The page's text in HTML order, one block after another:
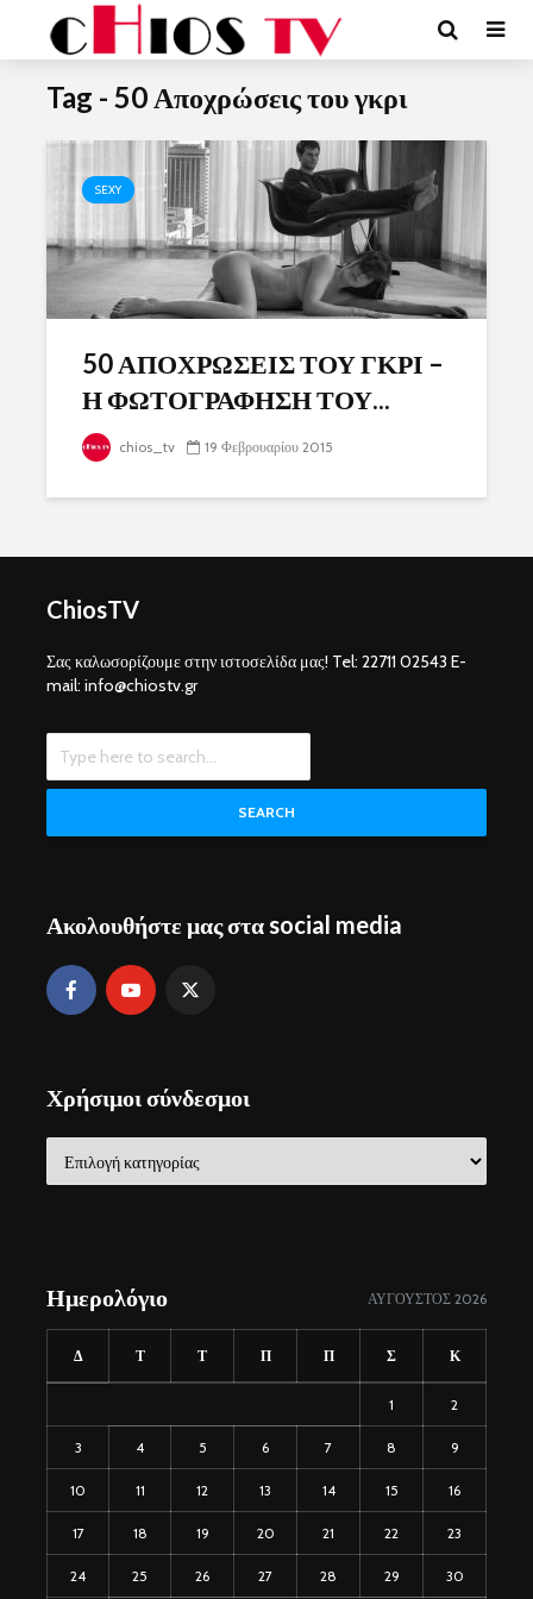
Tag - 50 Αποχρώσεις του γκρι
SEXY
50 ΑΠΟΧΡΩΣΕΙΣ ΤΟΥ ΓΚΡΙ –
Η ΦΩΤΟΓΡΑΦΗΣΗ ΤΟΥ...
chios_tv 19 Φεβρουαρίου 2015
ChiosTV
Σας καλωσορίζουμε στην ιστοσελίδα μας! Tel: 22711 02543 E-
mail: info@chiostv.gr
SEARCH
Ακολουθήστε μας στα social media
Χρήσιμοι σύνδεσμοι
σύνδεσμοι
Ημερολόγιο ΑΎΓΟΥΣΤΟΣ 2026
Δ Τ Τ Π Π Σ Κ
1 2
3 4 5 6 7 8 9
10 11 12 13 14 15 16
17 18 19 20 21 22 23
24 25 26 27 28 29 30